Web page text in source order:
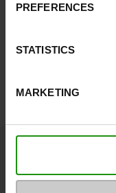
PREFERENCES
STATISTICS
MARKETING
Contacter le